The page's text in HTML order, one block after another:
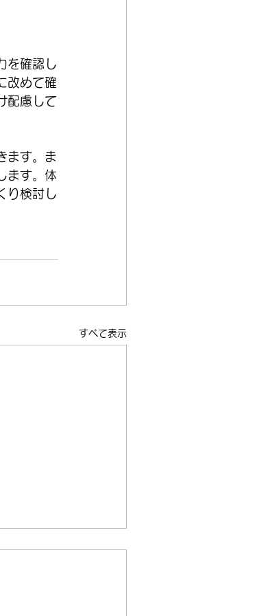
を確認し
改めて確
配慮して
ます。ま
ます。体
り検討し
すべて表示